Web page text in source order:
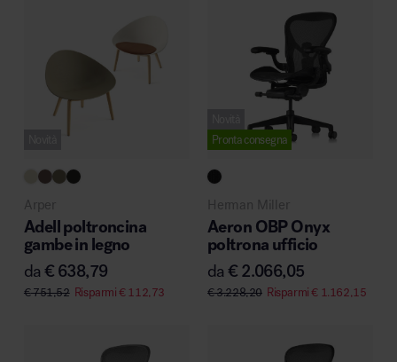
Arper
Adell poltroncina
gambe in legno
da€ 638,79
€751,52 Risparmi€112,73
Pronta consegna
Herman Miller
Aeron OBP Onyx
poltrona ufficio
da€ 2.066,05
€3.228,20 Risparmi€ 1.162,15